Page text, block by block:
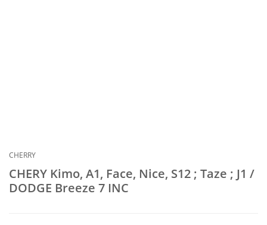
CHERRY
CHERY Kimo, A1, Face, Nice, S12 ; Taze ; J1 /
DODGE Breeze 7 INC